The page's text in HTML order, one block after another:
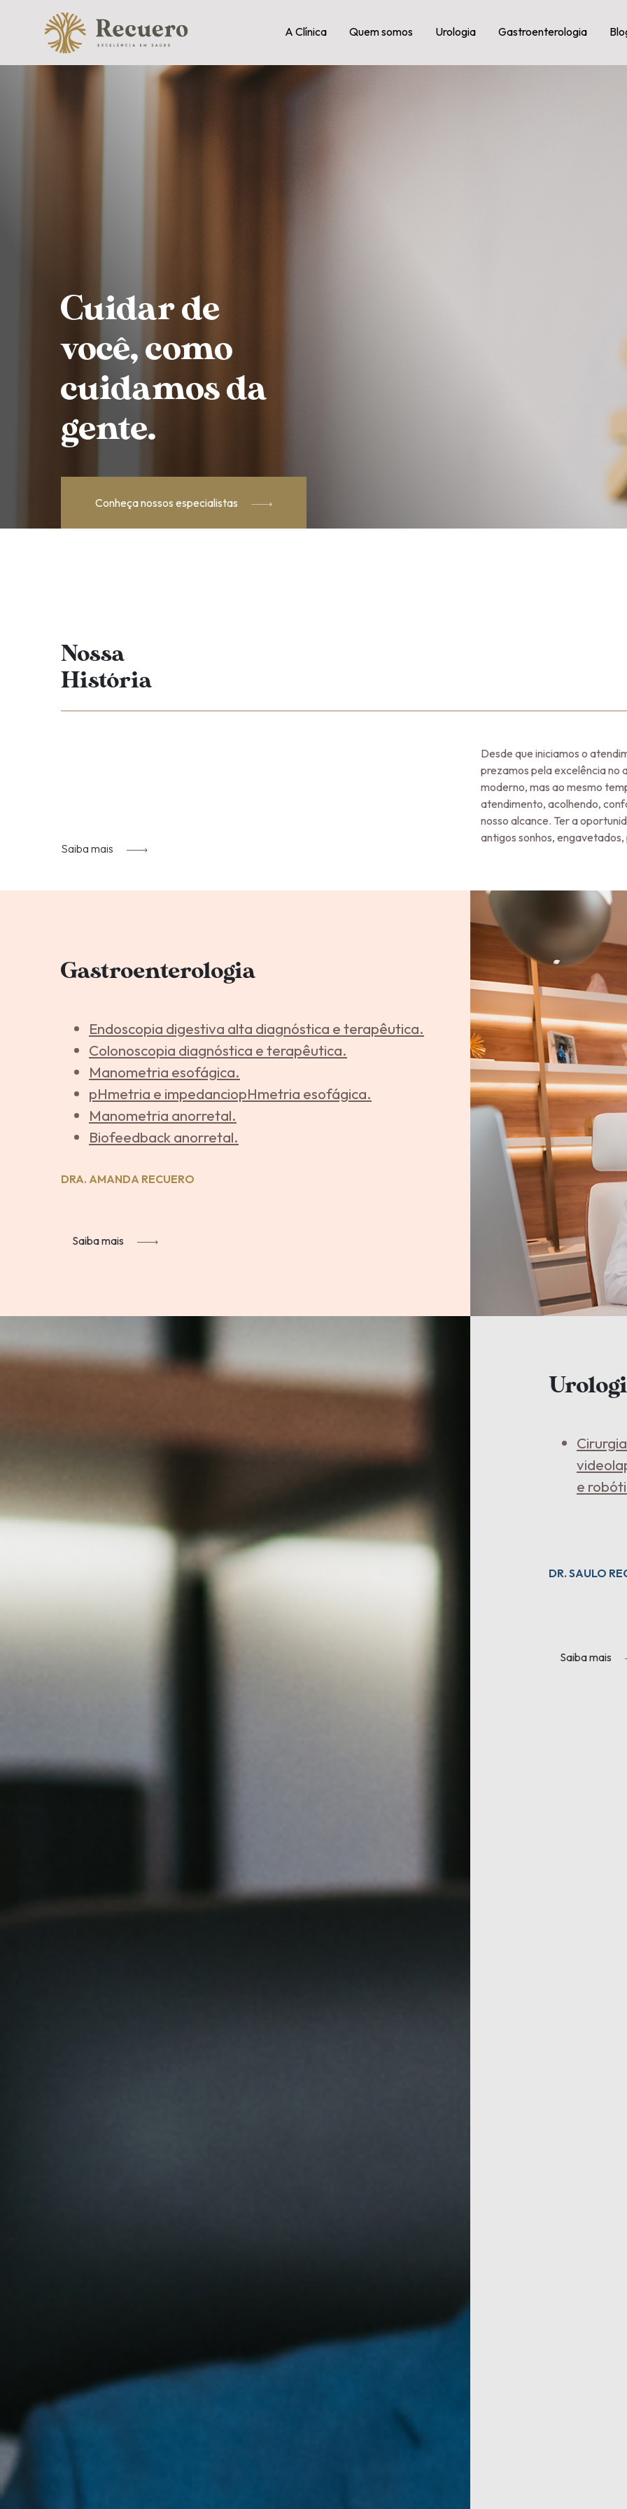
A Clínica Quem somos Urologia Gastroenterologia
Cuidar de
você, como
cuidamos da
gente.
Conheça nossos especialistas
Nossa
História
Saiba mais
Desde que iniciamos o
prezamos pela excelência no
moderno, mas ao mesmo
atendimento, acolhendo,
nosso alcance. Ter a
antigos sonhos,
Gastroenterologia
Endoscopia digestiva alta diagnóstica e terapêutica.
Colonoscopia diagnóstica e terapêutica.
Manometria esofágica.
pHmetria e impedanciopHmetria esofágica.
Manometria anorretal.
Biofeedback anorretal.
DRA. AMANDA RECUERO
Saiba mais
e
DR. SAULO
Saiba mais